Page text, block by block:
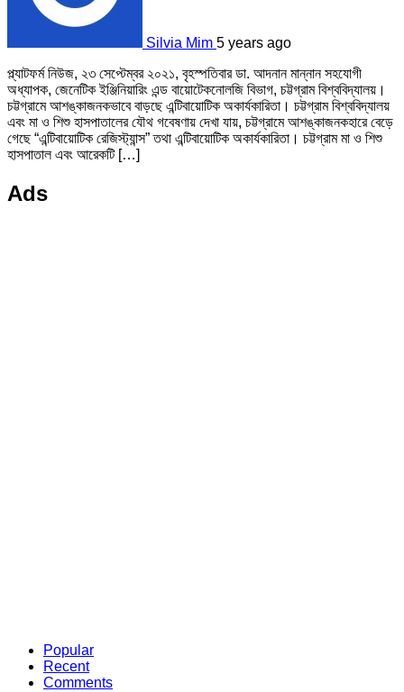
Silvia Mim 5 years ago
প্ল্যাটফর্ম নিউজ, ২৩ সেপ্টেম্বর ২০২১, বৃহস্পতিবার ডা. আদনান মান্নান সহযোগী
অধ্যাপক, জেনেটিক ইঞ্জিনিয়ারিং এন্ড বায়োটেকনোলজি বিভাগ, চট্টগ্রাম বিশ্ববিদ্যালয়।
চট্টগ্রামে আশঙ্কাজনকভাবে বাড়ছে এন্টিবায়োটিক অকার্যকারিতা। চট্টগ্রাম বিশ্ববিদ্যালয়
এবং মা ও শিশু হাসপাতালের যৌথ গবেষণায় দেখা যায়, চট্টগ্রামে আশঙ্কাজনকহারে বেড়ে
গেছে “এন্টিবায়োটিক রেজিস্ট্যান্স” তথা এন্টিবায়োটিক অকার্যকারিতা। চট্টগ্রাম মা ও শিশু
হাসপাতাল এবং আরেকটি […]
Ads
Popular
Recent
Comments